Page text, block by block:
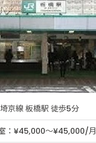
京線 板橋駅 徒歩5分
：¥45,000～¥45,000/月